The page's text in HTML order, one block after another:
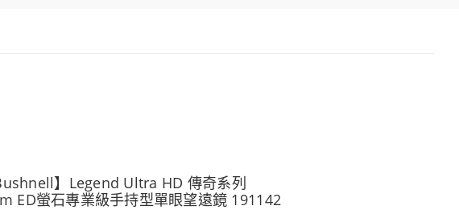
】Legend Ultra HD 傳奇系列
ED螢石專業級手持型單眼望遠鏡 191142